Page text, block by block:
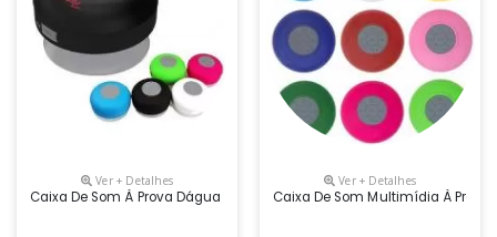
Ver + Detalhes
Caixa De Som À Prova Dágua Emborracha.
Ver + Detalhes
Caixa De Som Multimídia À Prova